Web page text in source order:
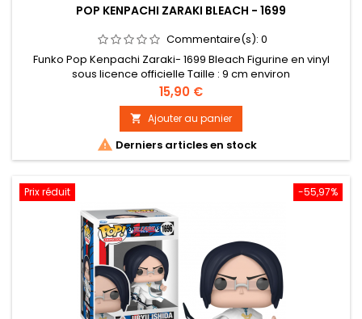
POP KENPACHI ZARAKI BLEACH - 1699
Commentaire(s): 0
Funko Pop Kenpachi Zaraki- 1699 Bleach Figurine en vinyl
sous licence officielle Taille : 9 cm environ
Prix
15,90 €
 Ajouter au panier
 Derniers articles en stock
-55,97%
Prix réduit